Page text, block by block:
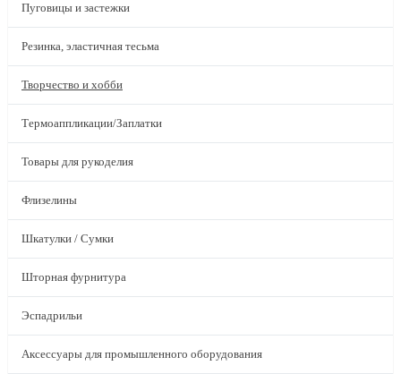
Пуговицы и застежки
Резинка, эластичная тесьма
Творчество и хобби
Термоаппликации/Заплатки
Товары для рукоделия
Флизелины
Шкатулки / Сумки
Шторная фурнитура
Эспадрильи
Аксессуары для промышленного оборудования